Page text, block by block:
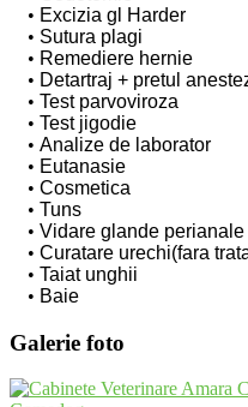
Excizia gl Harder
Sutura plagi
Remediere hernie
Detartraj + pretul
Test parvoviroza
Test jigodie
Analize de laborator
Eutanasie
Cosmetica
Tuns
Vidare glande perianale
Curatare urechi(fara
Taiat unghii
Baie
Galerie foto